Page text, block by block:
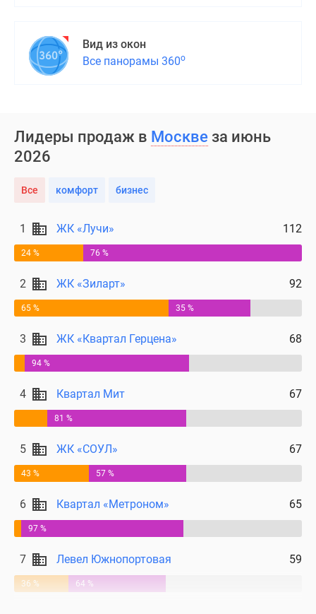
водоема
Коттеджные
Бизнес-
центры
Скидки
Макс
Вид из окон
Все панорамы 360о
Лидеры продаж в Москве за июнь
2026
Все комфорт бизнес
1 ЖК «Лучи» 112
24 % 76 %
2 ЖК «Зиларт» 92
65 % 35 %
3 ЖК «Квартал Герцена» 68
94 %
4 Квартал Мит 67
81 %
5 ЖК «СОУЛ» 67
43 % 57 %
6 Квартал «Метроном» 65
97 %
7 Левел Южнопортовая 59
36 % 64 %